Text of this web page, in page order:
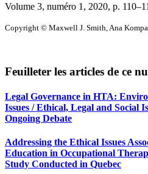
Volume 3, numéro 1, 2020, p.
Copyright © Maxwell J. Smith, Ana
Feuilleter les articles de ce
Legal Governance in HTA:
Issues / Ethical, Legal and Social
Ongoing Debate
Addressing the Ethical Issues
Education in Occupational
Study Conducted in Quebec